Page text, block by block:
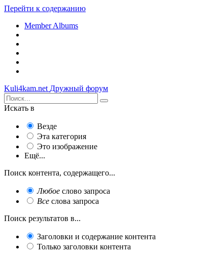
Перейти к содержанию
Member Albums
Kuli4kam.net Дружный форум
Искать в
Везде
Эта категория
Это изображение
Ещё...
Поиск контента, содержащего...
Любое слово запроса
Все слова запроса
Поиск результатов в...
Заголовки и содержание контента
Только заголовки контента